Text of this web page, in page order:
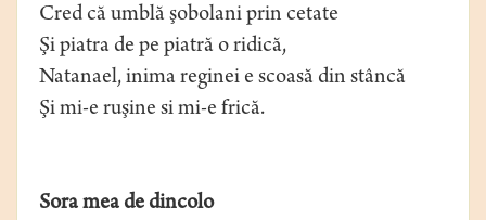
Cred că umblă şobolani prin cetate
Şi piatra de pe piatră o ridică,
Natanael, inima reginei e scoasă din stâncă
Şi mi-e ruşine si mi-e frică.
Sora mea de dincolo